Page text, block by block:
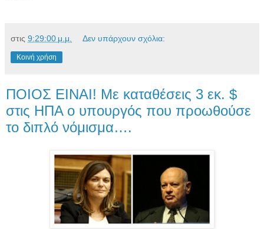
στις 9:29:00 μ.μ. Δεν υπάρχουν σχόλια:
Κοινή χρήση
ΠΟΙΟΣ ΕΙΝΑΙ! Με καταθέσεις 3 εκ. $
στις ΗΠΑ ο υπουργός που προωθούσε
το διπλό νόμισμα….